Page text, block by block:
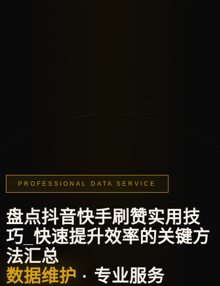
PROFESSIONAL DATA SERVICE
盘点抖音快手刷赞实用技
巧_快速提升效率的关键方
法汇总
数据维护 · 专业服务